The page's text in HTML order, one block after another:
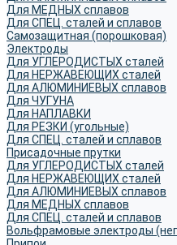
Для МЕДНЫХ сплавов
Для СПЕЦ. сталей и сплавов
Самозащитная (порошковая)
Электроды
Для УГЛЕРОДИСТЫХ сталей
Для НЕРЖАВЕЮЩИХ сталей
Для АЛЮМИНИЕВЫХ сплавов
Для ЧУГУНА
Для НАПЛАВКИ
Для РЕЗКИ (угольные)
Для СПЕЦ. сталей и сплавов
Присадочные прутки
Для УГЛЕРОДИСТЫХ сталей
Для НЕРЖАВЕЮЩИХ сталей
Для АЛЮМИНИЕВЫХ сплавов
Для МЕДНЫХ сплавов
Для СПЕЦ. сталей и сплавов
Вольфрамовые электроды